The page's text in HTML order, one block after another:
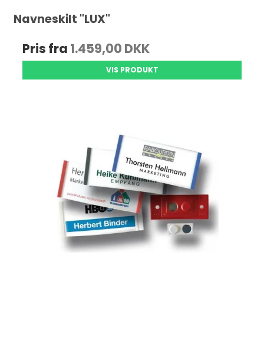
Navneskilt "LUX"
Pris fra 1.459,00 DKK
VIS PRODUKT